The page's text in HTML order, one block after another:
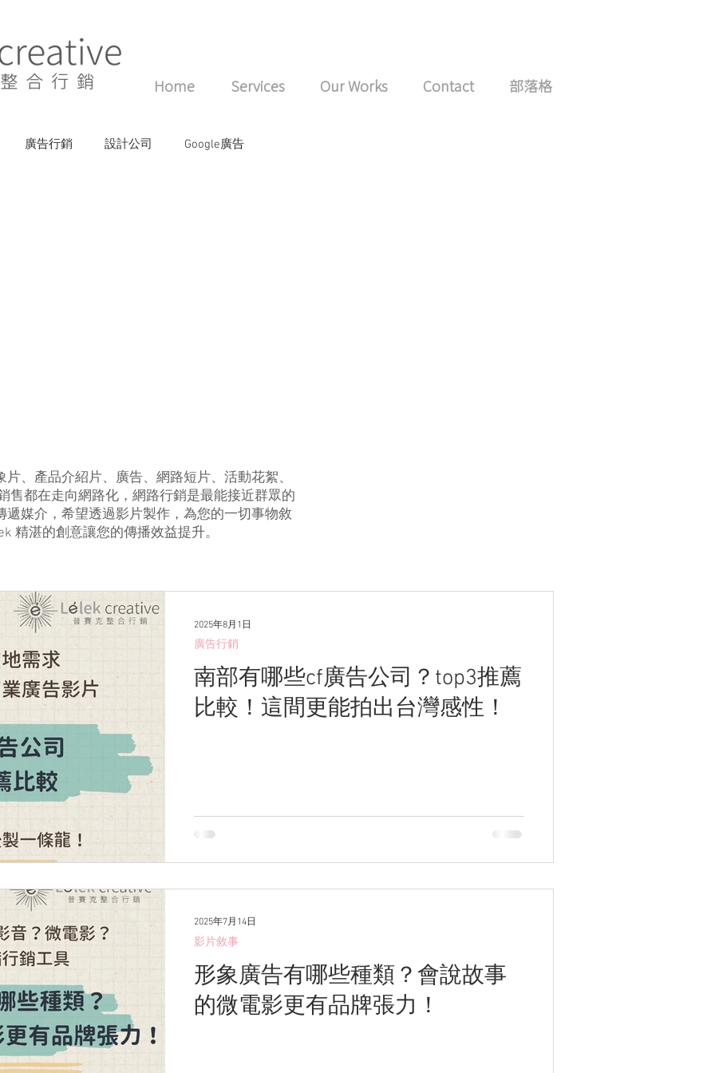
廣告行銷 設計公司 Google廣告
、產品介紹片、廣告、網路短片、活動花絮、
售都在走向網路化，網路行銷是最能接近群眾的
媒介，希望透過影片製作，為您的一切事物敘
精湛的創意讓您的傳播效益提升。
南部有哪些cf廣告公司？top3推薦
比較！這間更能拍出台灣感性！
廣告行銷
2025年8月1日
形象廣告有哪些種類？會說故事
的微電影更有品牌張力！
影片敘事
2025年7月14日
Home Services Our Works Contact 部落格